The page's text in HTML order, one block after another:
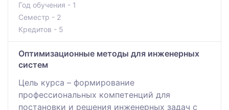
Год обучения - 1
Семестр - 2
Кредитов - 5
Оптимизационные методы для инженерных
систем
Цель курса – формирование
профессиональных компетенций для
постановки и решения инженерных задач с